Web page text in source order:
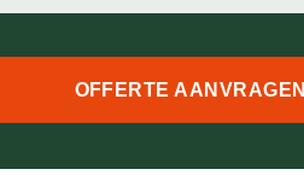
OFFERTE AANVRAGEN